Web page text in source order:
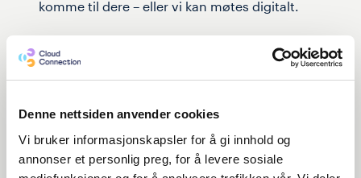
Denne nettsiden anvender cookies
Vi bruker informasjonskapsler for å gi innhold og
annonser et personlig preg, for å levere sosiale
komme til dere – eller vi kan møtes digitalt.
Book bedriftstilpasset kurs
Etternavn*